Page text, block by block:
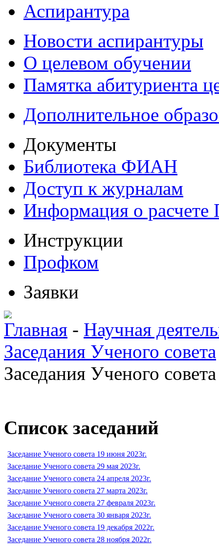
Аспирантура
Новости аспирантуры
О целевом обучении
Памятка абитуриента
Дополнительное
Документы
Библиотека ФИАН
Доступ к журналам
Информация о
Инструкции
Профком
Заявки
Главная - Научная
Заседания Ученого совета
Заседания Ученого
Список заседаний
Заседание Ученого совета 19 июня 2023г.
Заседание Ученого совета 29 мая 2023г.
Заседание Ученого совета 24 апреля 2023г.
Заседание Ученого совета 27 марта 2023г.
Заседание Ученого совета 27 февраля 2023г.
Заседание Ученого совета 30 января 2023г.
Заседание Ученого совета 19 декабря 2022г.
Заседание Ученого совета 28 ноября 2022г.